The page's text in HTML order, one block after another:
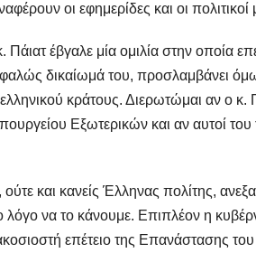
οι εφημερίδες και οι πολιτικοί
έβγαλε μία ομιλία στην οποία
δικαίωμά του, προσλαμβάνει
κράτους. Διερωτώμαι αν ο κ.
Εξωτερικών και αν αυτοί του
και κανείς Έλληνας πολίτης,
λόγο να το κάνουμε. Επιπλέον η
επέτειο της Επανάστασης